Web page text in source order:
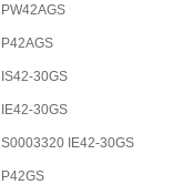
PW42AGS
P42AGS
IS42-30GS
IE42-30GS
S0003320 IE42-30GS
P42GS